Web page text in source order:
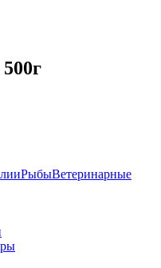
РыбыВетеринарные